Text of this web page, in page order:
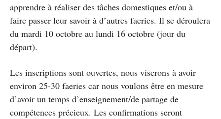
apprendre à réaliser des tâches domestiques et/ou à
faire passer leur savoir à d’autres faeries. Il se déroulera
du mardi 10 octobre au lundi 16 octobre (jour du
départ).
Les inscriptions sont ouvertes, nous viserons à avoir
environ 25-30 faeries car nous voulons être en mesure
d’avoir un temps d’enseignement/de partage de
compétences précieux. Les confirmations seront